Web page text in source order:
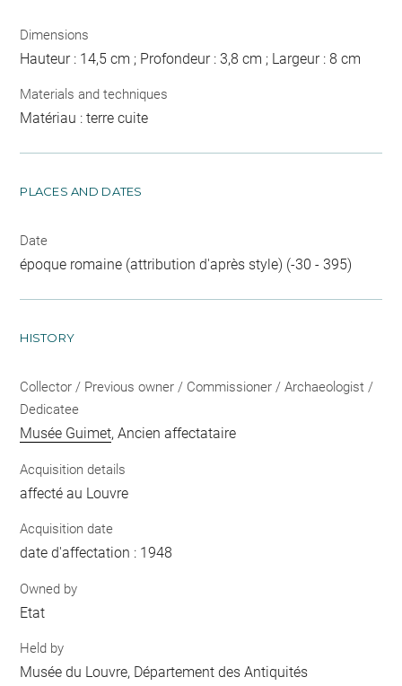
Dimensions
Hauteur : 14,5 cm ; Profondeur : 3,8 cm ; Largeur : 8 cm
Materials and techniques
Matériau : terre cuite
PLACES AND DATES
Date
époque romaine (attribution d'après style) (-30 - 395)
HISTORY
Collector / Previous owner / Commissioner / Archaeologist /
Dedicatee
Musée Guimet, Ancien affectataire
Acquisition details
affecté au Louvre
Acquisition date
date d'affectation : 1948
Owned by
Etat
Held by
Musée du Louvre, Département des Antiquités